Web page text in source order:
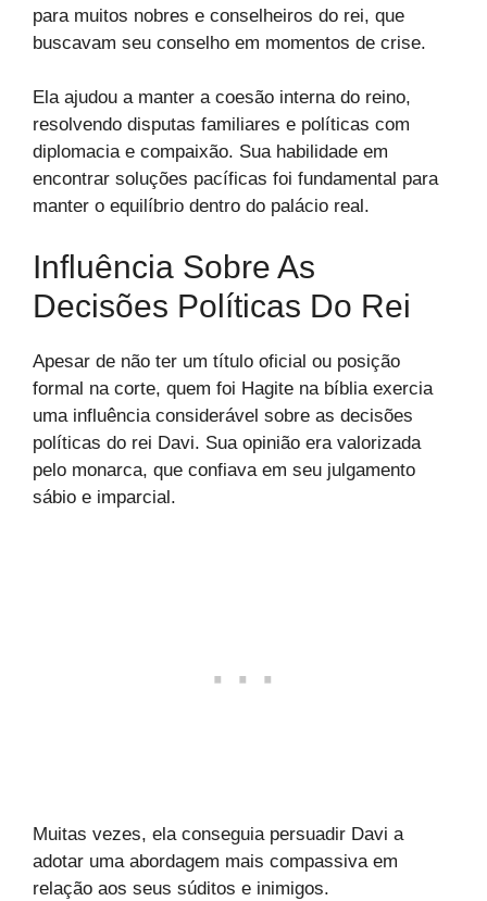
para muitos nobres e conselheiros do rei, que
buscavam seu conselho em momentos de crise.
Ela ajudou a manter a coesão interna do reino,
resolvendo disputas familiares e políticas com
diplomacia e compaixão. Sua habilidade em
encontrar soluções pacíficas foi fundamental para
manter o equilíbrio dentro do palácio real.
Influência Sobre As
Decisões Políticas Do Rei
Apesar de não ter um título oficial ou posição
formal na corte, quem foi Hagite na bíblia exercia
uma influência considerável sobre as decisões
políticas do rei Davi. Sua opinião era valorizada
pelo monarca, que confiava em seu julgamento
sábio e imparcial.
Muitas vezes, ela conseguia persuadir Davi a
adotar uma abordagem mais compassiva em
relação aos seus súditos e inimigos.